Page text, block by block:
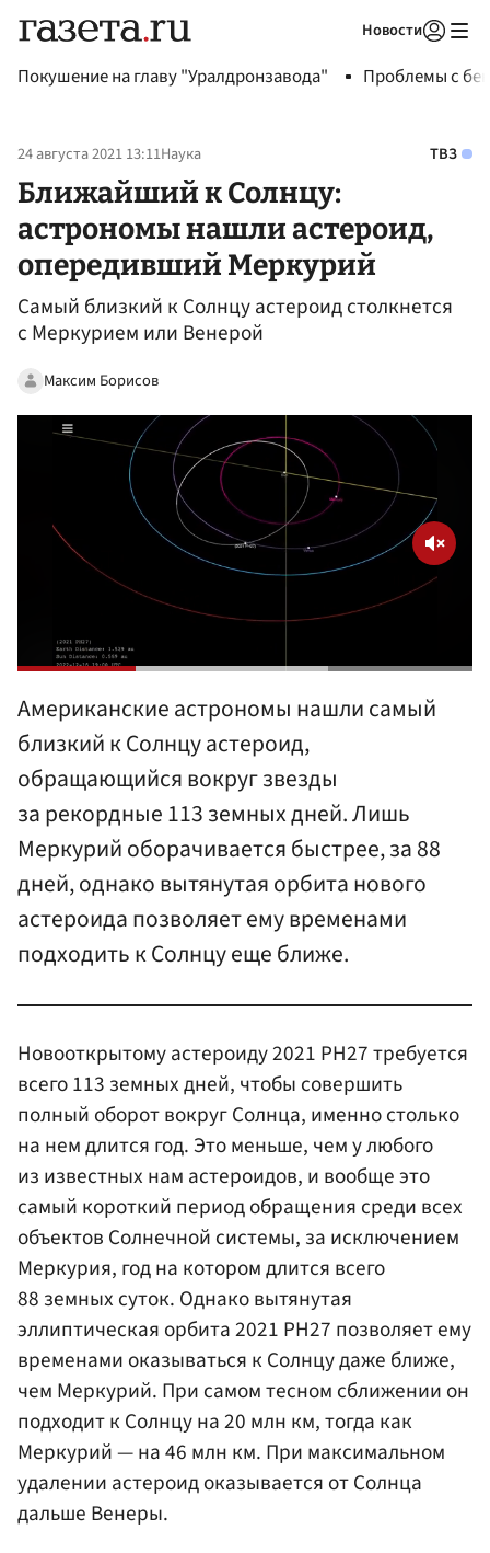
Новости
Покушение на главу "Уралдронзавода" Проблемы с
24 августа 2021 13:11Наука ТВЗ
Ближайший к Солнцу:
астрономы нашли астероид,
опередивший Меркурий
Самый близкий к Солнцу астероид столкнется
с Меркурием или Венерой
Максим Борисов
Американские астрономы нашли самый
близкий к Солнцу астероид,
обращающийся вокруг звезды
за рекордные 113 земных дней. Лишь
Меркурий оборачивается быстрее, за 88
дней, однако вытянутая орбита нового
астероида позволяет ему временами
подходить к Солнцу еще ближе.
Новооткрытому астероиду 2021 PH27 требуется
всего 113 земных дней, чтобы совершить
полный оборот вокруг Солнца, именно столько
на нем длится год. Это меньше, чем у любого
из известных нам астероидов, и вообще это
самый короткий период обращения среди всех
объектов Солнечной системы, за исключением
Меркурия, год на котором длится всего
88 земных суток. Однако вытянутая
эллиптическая орбита 2021 PH27 позволяет ему
временами оказываться к Солнцу даже ближе,
чем Меркурий. При самом тесном сближении он
подходит к Солнцу на 20 млн км, тогда как
Меркурий — на 46 млн км. При максимальном
удалении астероид оказывается от Солнца
дальше Венеры.